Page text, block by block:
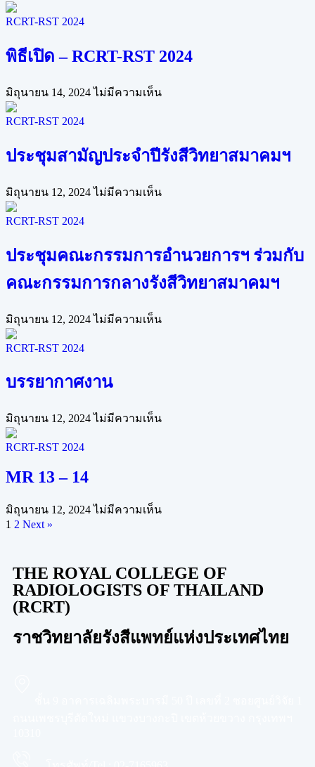
RCRT-RST 2024
พิธีเปิด – RCRT-RST 2024
มิถุนายน 14, 2024ไม่มีความเห็น
RCRT-RST 2024
ประชุมสามัญประจำปีรังสีวิทยาสมาคมฯ
มิถุนายน 12, 2024ไม่มีความเห็น
RCRT-RST 2024
ประชุมคณะกรรมการอำนวยการฯ ร่วมกับ
คณะกรรมการกลางรังสีวิทยาสมาคมฯ
มิถุนายน 12, 2024ไม่มีความเห็น
RCRT-RST 2024
บรรยากาศงาน
มิถุนายน 12, 2024ไม่มีความเห็น
RCRT-RST 2024
MR 13 – 14
มิถุนายน 12, 2024ไม่มีความเห็น
1 2 Next »
THE ROYAL COLLEGE OF
RADIOLOGISTS OF THAILAND
(RCRT)
ราชวิทยาลัยรังสีแพทย์แห่งประเทศไทย